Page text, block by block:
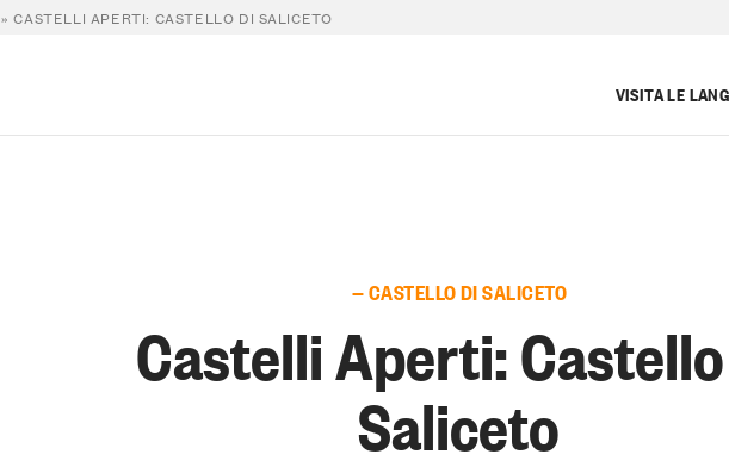
»CASTELLI APERTI: CASTELLO DI SALICETO
VISITA LE
— CASTELLO DI SALICETO
Castelli Aperti:
Saliceto